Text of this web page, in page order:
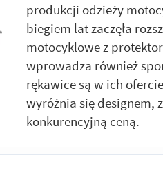
produkcji odzieży
biegiem lat zaczęła
motocyklowe z
wprowadza również
rękawice są w ich
wyróżnia się designem,
konkurencyjną ceną.